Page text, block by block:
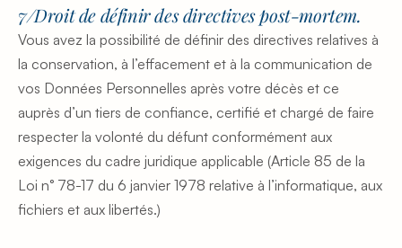
7/Droit de définir des directives post-mortem.
Vous avez la possibilité de définir des directives relatives à
la conservation, à l’effacement et à la communication de
vos Données Personnelles après votre décès et ce
auprès d’un tiers de confiance, certifié et chargé de faire
respecter la volonté du défunt conformément aux
exigences du cadre juridique applicable (Article 85 de la
Loi n° 78-17 du 6 janvier 1978 relative à l’informatique, aux
fichiers et aux libertés.)